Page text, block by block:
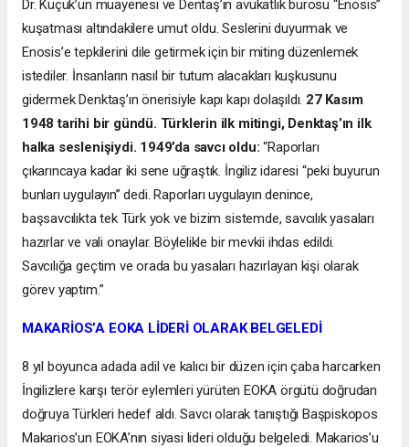
Dr. Küçük’ün muayenesi ve Dentaş’ın avukatlık bürosu “Enosis”
kuşatması altındakilere umut oldu. Seslerini duyurmak ve
Enosis’e tepkilerini dile getirmek için bir miting düzenlemek
istediler. İnsanların nasıl bir tutum alacakları kuşkusunu
gidermek Denktaş’ın önerisiyle kapı kapı dolaşıldı. 27 Kasım
1948 tarihi bir gündü. Türklerin ilk mitingi, Denktaş’ın ilk
halka seslenişiydi. 1949’da savcı oldu:“Raporları
çıkarıncaya kadar iki sene uğraştık. İngiliz idaresi “peki buyurun
bunları uygulayın” dedi. Raporları uygulayın denince,
başsavcılıkta tek Türk yok ve bizim sistemde, savcılık yasaları
hazırlar ve vali onaylar. Böylelikle bir mevkii ihdas edildi.
Savcılığa geçtim ve orada bu yasaları hazırlayan kişi olarak
görev yaptım.”
MAKARİOS’A EOKA LİDERİ OLARAK BELGELEDİ
8 yıl boyunca adada adil ve kalıcı bir düzen için çaba harcarken
İngilizlere karşı terör eylemleri yürüten EOKA örgütü doğrudan
doğruya Türkleri hedef aldı. Savcı olarak tanıştığı Başpiskopos
Makarios’un EOKA’nın siyasi lideri olduğu belgeledi. Makarios’u